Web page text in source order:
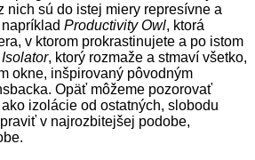
nich sú do istej miery represívne a
Productivity Owl, ktorá
v ktorom prokrastinujete a po istom
Isolator, ktorý rozmaže a stmaví všetko,
okne, inšpirovaný pôvodným
Opäť môžeme pozorovať
izolácie od ostatných, slobodu
v najrozbitejšej podobe,